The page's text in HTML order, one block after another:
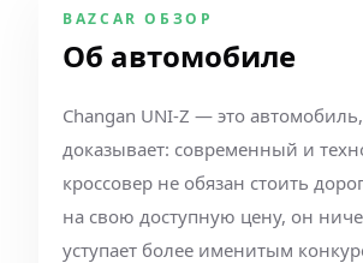
BAZCAR ОБЗОР
Об автомобиле
Changan UNI-Z — это
доказывает: современный и
кроссовер не обязан стоить
на свою доступную цену, он
уступает более именитым